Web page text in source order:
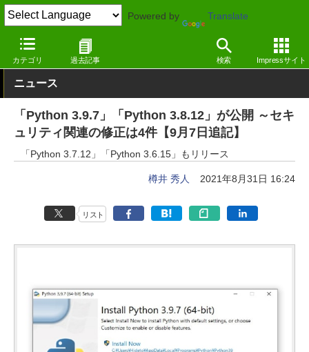
Powered by Translate
カテゴリ 過去記事 検索 Impressサイト
窓の杜 セキュリティ
ニュース
「Python 3.9.7」「Python 3.8.12」が公開 ～セキ
ュリティ関連の修正は4件【9月7日追記】
「Python 3.7.12」「Python 3.6.15」もリリース
樽井 秀人 2021年8月31日 16:24
リスト